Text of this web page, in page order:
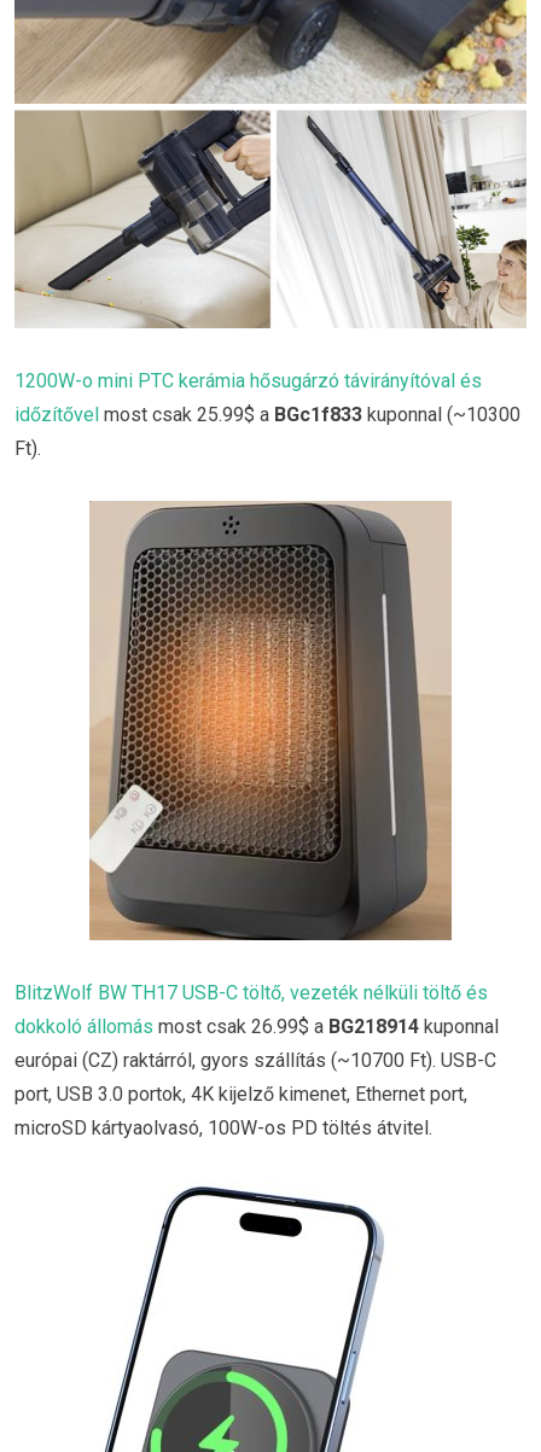
1200W-o mini PTC kerámia hősugárzó távirányítóval és
időzítővel most csak 25.99$ a BGc1f833 kuponnal (~10300
Ft).
BlitzWolf BW TH17 USB-C töltő, vezeték nélküli töltő és
dokkoló állomás most csak 26.99$ a BG218914 kuponnal
európai (CZ) raktárról, gyors szállítás (~10700 Ft). USB-C
port, USB 3.0 portok, 4K kijelző kimenet, Ethernet port,
microSD kártyaolvasó, 100W-os PD töltés átvitel.